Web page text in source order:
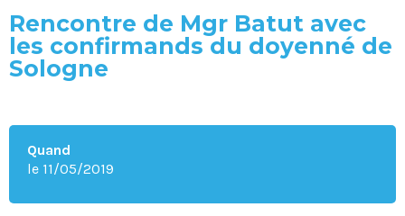
Rencontre de Mgr Batut avec
les confirmands du doyenné de
Sologne
Quand
le 11/05/2019